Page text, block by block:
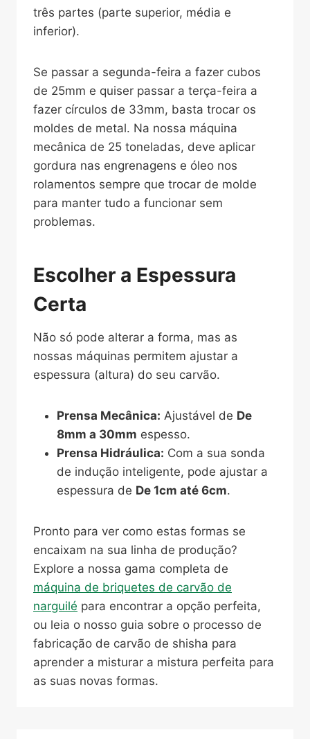
três partes (parte superior, média e
inferior).
Se passar a segunda-feira a fazer cubos
de 25mm e quiser passar a terça-feira a
fazer círculos de 33mm, basta trocar os
moldes de metal. Na nossa máquina
mecânica de 25 toneladas, deve aplicar
gordura nas engrenagens e óleo nos
rolamentos sempre que trocar de molde
para manter tudo a funcionar sem
problemas.
Escolher a Espessura
Certa
Não só pode alterar a forma, mas as
nossas máquinas permitem ajustar a
espessura (altura) do seu carvão.
Prensa Mecânica: Ajustável de De
8mm a 30mm espesso.
Prensa Hidráulica: Com a sua sonda
de indução inteligente, pode ajustar a
espessura de De 1cm até 6cm.
Pronto para ver como estas formas se
encaixam na sua linha de produção?
Explore a nossa gama completa de
máquina de briquetes de carvão de
narguilé para encontrar a opção perfeita,
ou leia o nosso guia sobre o processo de
fabricação de carvão de shisha para
aprender a misturar a mistura perfeita para
as suas novas formas.